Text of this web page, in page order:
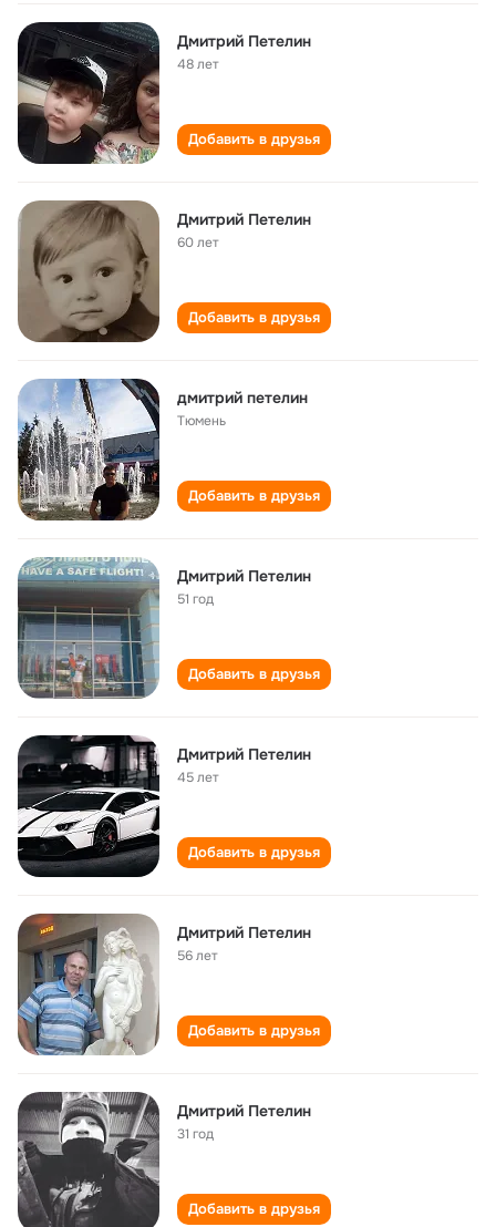
Дмитрий Петелин
48 лет
Добавить в друзья
Дмитрий Петелин
60 лет
Добавить в друзья
дмитрий петелин
Тюмень
Добавить в друзья
Дмитрий Петелин
51 год
Добавить в друзья
Дмитрий Петелин
45 лет
Добавить в друзья
Дмитрий Петелин
56 лет
Добавить в друзья
Дмитрий Петелин
31 год
Добавить в друзья